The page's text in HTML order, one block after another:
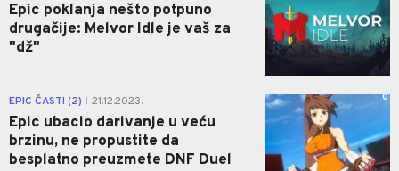
Epic poklanja nešto potpuno
drugačije: Melvor Idle je vaš za
"dž"
EPIC ČASTI (2) 21.12.2023.
Epic ubacio darivanje u veću
brzinu, ne propustite da
besplatno preuzmete DNF Duel
0